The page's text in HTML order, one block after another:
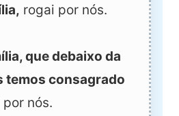
rogai por nós.
que debaixo da
temos consagrado
nós.